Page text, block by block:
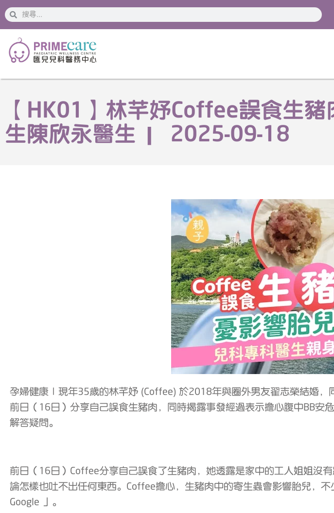
搜
索
搜
索
【HK01】林芊妤Coffee誤食生
生陳欣永醫生 | 2025-09-18
孕婦健康｜現年35歲的林芊妤 (Coffee) 於2018年與圈外男友翟志榮結婚
前日（16日）分享自己誤食生豬肉，同時揭露事發經過表示擔心腹中BB
解答疑問。
前日（16日）Coffee分享自己誤食了生豬肉，她透露是家中的工人姐姐沒
論怎樣也吐不出任何東西。Coffee擔心，生豬肉中的寄生蟲會影響胎兒，
Google 」。